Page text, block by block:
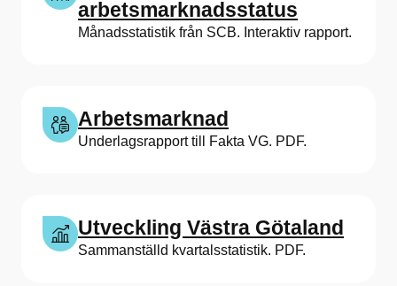
arbetsmarknadsstatus
Månadsstatistik från SCB. Interaktiv rapport.
Arbetsmarknad
Underlagsrapport till Fakta VG. PDF.
Utveckling Västra Götaland
Sammanställd kvartalsstatistik. PDF.